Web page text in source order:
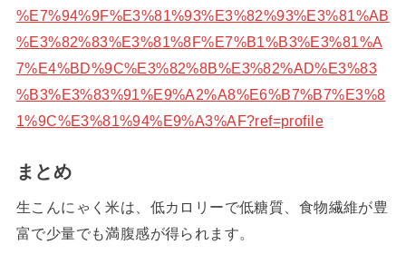
%E7%94%9F%E3%81%93%E3%82%93%E3%81%AB
%E3%82%83%E3%81%8F%E7%B1%B3%E3%81%A
7%E4%BD%9C%E3%82%8B%E3%82%AD%E3%83
%B3%E3%83%91%E9%A2%A8%E6%B7%B7%E3%8
1%9C%E3%81%94%E9%A3%AF?ref=profile
まとめ
生こんにゃく米は、低カロリーで低糖質、食物繊維が豊
富で少量でも満腹感が得られます。